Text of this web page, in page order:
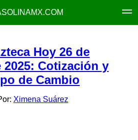
Hoy 26 de
2025: Cotización y
de Cambio
Ximena Suárez